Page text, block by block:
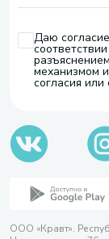
Даю
механизмом
согласия или
ООО «Кравт».